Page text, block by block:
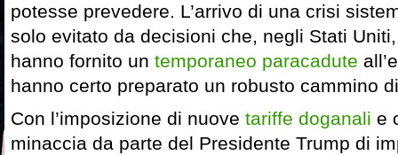
potesse prevedere. L’arrivo di una crisi
solo evitato da decisioni che, negli Stati
hanno fornito un temporaneo paracadute
hanno certo preparato un robusto cammino
Con l’imposizione di nuove tariffe doganali e
minaccia da parte del Presidente Trump di